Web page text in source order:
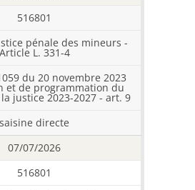
516801
pénale des mineurs -
Article L. 331-4
du 20 novembre 2023
et de programmation du
justice 2023-2027 - art. 9
saisine directe
07/07/2026
516801